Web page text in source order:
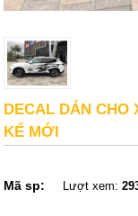
DECAL DÁN CHO
KẾ MỚI
Mã sp: Lượt xem: